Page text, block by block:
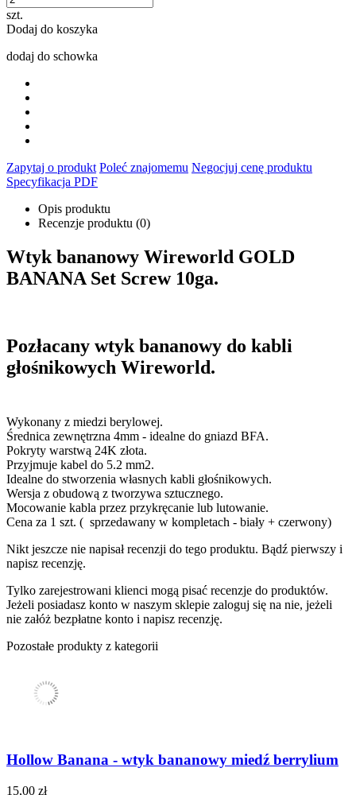
szt.
Dodaj do koszyka
dodaj do schowka
Zapytaj o produkt Poleć znajomemu Negocjuj cenę produktu
Specyfikacja PDF
Opis produktu
Recenzje produktu (0)
Wtyk bananowy Wireworld GOLD
BANANA Set Screw 10ga.
Pozłacany wtyk bananowy do kabli
głośnikowych Wireworld.
Wykonany z miedzi berylowej.
Średnica zewnętrzna 4mm - idealne do gniazd BFA.
Pokryty warstwą 24K złota.
Przyjmuje kabel do 5.2 mm2.
Idealne do stworzenia własnych kabli głośnikowych.
Wersja z obudową z tworzywa sztucznego.
Mocowanie kabla przez przykręcanie lub lutowanie.
Cena za 1 szt. ( sprzedawany w kompletach - biały + czerwony)
Nikt jeszcze nie napisał recenzji do tego produktu. Bądź pierwszy i
napisz recenzję.
Tylko zarejestrowani klienci mogą pisać recenzje do produktów.
Jeżeli posiadasz konto w naszym sklepie zaloguj się na nie, jeżeli
nie załóż bezpłatne konto i napisz recenzję.
Pozostałe produkty z kategorii
Hollow Banana - wtyk bananowy miedź berrylium
15,00 zł